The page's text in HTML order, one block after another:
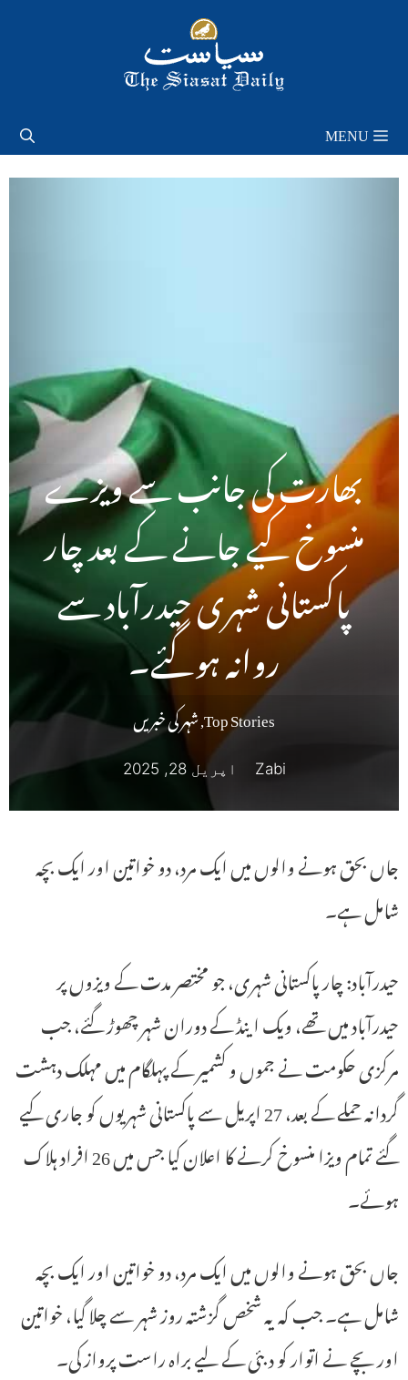
MENU
بھارت کی جانب سے ویزے
منسوخ کیے جانے کے بعد چار
پاکستانی شہری حیدرآباد سے
روانہ ہوگئے۔
Top Stories
,شہر کی خبریں
Zabi اپریل 28, 2025
جاں بحق ہونے والوں میں ایک مرد، دو خواتین اور ایک بچہ
شامل ہے۔
حیدرآباد: چار پاکستانی شہری، جو مختصر مدت کے ویزوں پر
حیدرآباد میں تھے، ویک اینڈ کے دوران شہر چھوڑ گئے، جب
مرکزی حکومت نے جموں و کشمیر کے پہلگام میں مہلک دہشت
گردانہ حملے کے بعد، 27 اپریل سے پاکستانی شہریوں کو جاری کیے
گئے تمام ویزا منسوخ کرنے کا اعلان کیا جس میں 26 افراد ہلاک
ہوئے۔
جاں بحق ہونے والوں میں ایک مرد، دو خواتین اور ایک بچہ
شامل ہے۔ جب کہ یہ شخص گزشتہ روز شہر سے چلا گیا، خواتین
اور بچے نے اتوار کو دبئی کے لیے براہ راست پرواز کی۔